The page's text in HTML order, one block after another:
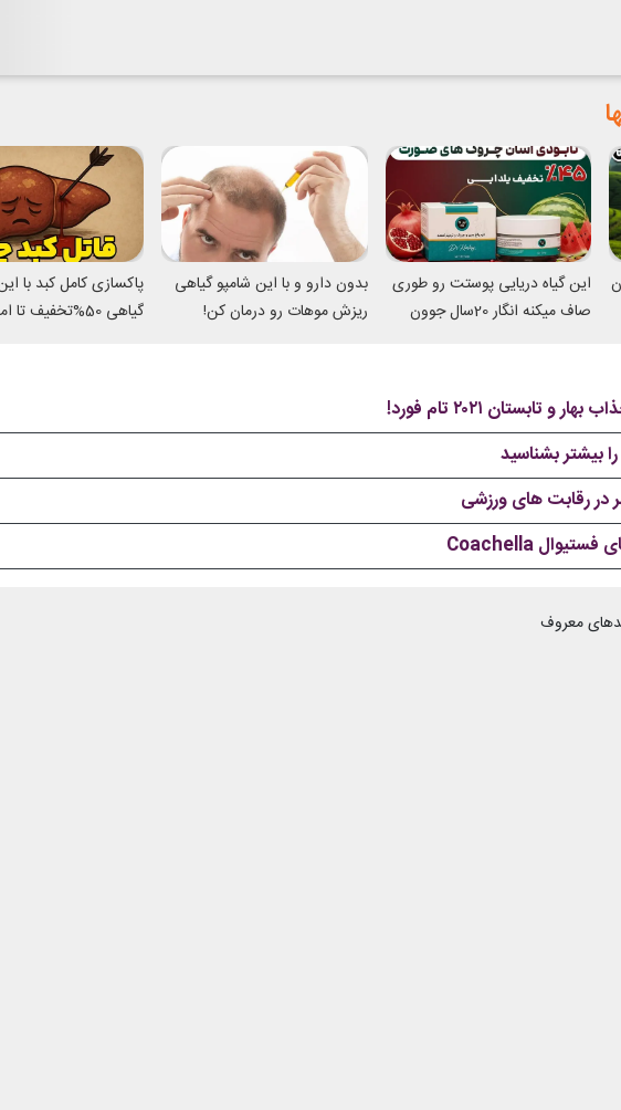
این گیاه دریایی پوستت رو طوری
صاف میکنه انگار 20سال جوون
بدون دارو و با این شامپو گیاهی
ریزش موهات رو درمان کن!
پاکسازی کامل کبد با
گیاهی 50%تخفیف تا امشب
تابستان ۲۰۲۱ تام فورد!
در رقابت های ورزشی
معروف